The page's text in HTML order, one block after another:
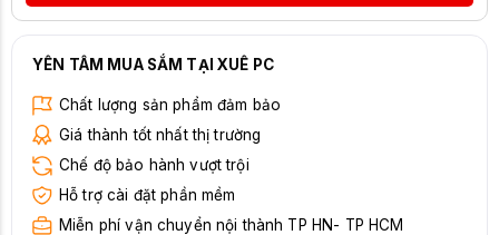
YÊN TÂM MUA SẮM TẠI XUÊ PC
Chất lượng sản phẩm đảm bảo
Giá thành tốt nhất thị trường
Chế độ bảo hành vượt trội
Hỗ trợ cài đặt phần mềm
Miễn phí vận chuyển nội thành TP HN- TP HCM